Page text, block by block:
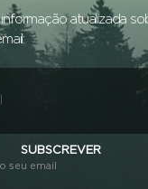
atualizada
SUBSCREVER
seu email